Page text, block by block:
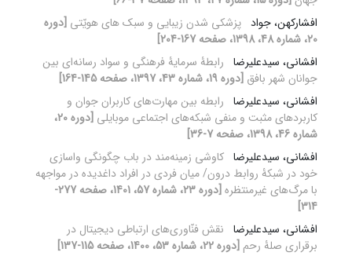
افشارکهن، جواد پزشکی شدن زیبایی و سبک های هویّتی [دوره
20، شماره 48، 1398، صفحه 167-204]
افشانی، سیدعلیرضا رابطۀ سرمایۀ فرهنگی و سواد رسانه‌ای بین
جوانان شهر بافق [دوره 19، شماره 43، 1397، صفحه 145-164]
افشانی، سیدعلیرضا رابطه بین مهارت‌های کاربران جوان و
کاربردهای مثبت و منفی شبکه‌های اجتماعی موبایلی
[دوره 20،
شماره 46، 1398، صفحه 7-36]
افشانی، سیدعلیرضا کاوشی زمینه‌مند در باب چگونگی واسازی
خود در شبکۀ روابط درون/ میان فردی در افراد داغدیده در مواجهه
با مرگ‌های غیرمنتظره
[دوره 23، شماره 57، 1401، صفحه 277-
314]
افشانی، سیدعلیرضا نقش فنّاوری‌های ارتباطی دیجیتال در
برقراری صلۀ رحم [دوره 22، شماره 53، 1400، صفحه 115-137]